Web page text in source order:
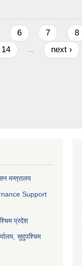
6 7 8
14 … next ›
मन्त्रालय
Support
प्रदेश
सुदुपश्चिम